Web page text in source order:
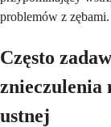
problemów z zębami.
Często
znieczulenia
ustnej